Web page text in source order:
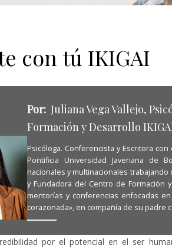
con tú IKIGAI
Por: Juliana Vega Vallejo,
Formación y Desarrollo
Psicóloga. Conferencista y Escritora
Pontificia Universidad Javeriana de
nacionales y multinacionales
y Fundadora del Centro de Formación
mentorías y conferencias enfocadas
corazonada», en compañía de su padre
por el potencial en el ser